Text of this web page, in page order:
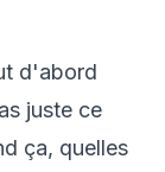
d'abord
juste ce
ça, quelles